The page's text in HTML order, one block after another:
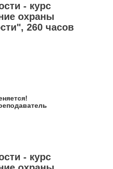
- курс
охраны
260 часов
- курс